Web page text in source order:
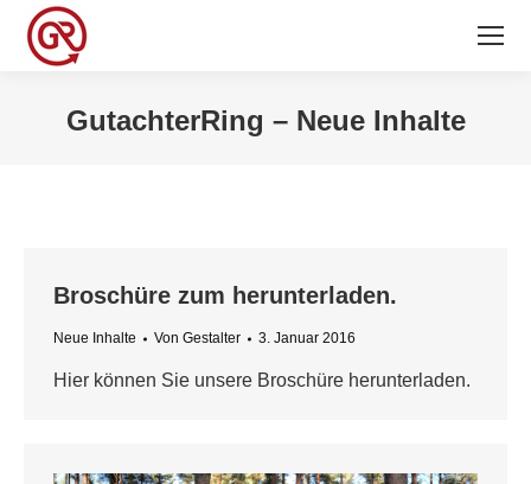
GutachterRing – Neue Inhalte
Broschüre zum herunterladen.
Neue Inhalte Von Gestalter 3. Januar 2016
Hier können Sie unsere Broschüre herunterladen.